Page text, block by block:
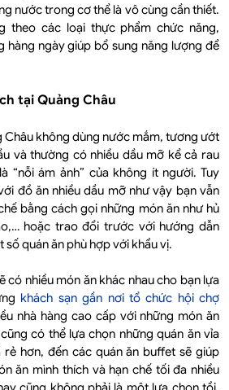
nước trong cơ thể là vô cùng cần thiết.
theo các loại thực phẩm chức năng,
hàng ngày giúp bổ sung năng lượng để
tại Quảng Châu
Châu không dùng nước mắm, tương ướt
và thường có nhiều dầu mỡ kể cả rau
“nỗi ám ảnh” của không ít người. Tuy
đồ ăn nhiều dầu mỡ như vậy bạn vẫn
bằng cách gọi những món ăn như hủ
hoặc trao đổi trước với hướng dẫn
quán ăn phù hợp với khẩu vị.
có nhiều món ăn khác nhau cho bạn lựa
khách sạn gần nơi tổ chức hội chợ
nhà hàng cao cấp với những món ăn
có thể lựa chọn những quán ăn vỉa
hơn, đến các quán ăn buffet sẽ giúp
ăn mình thích và hạn chế tối đa nhiều